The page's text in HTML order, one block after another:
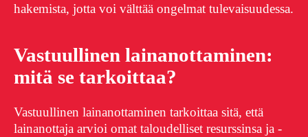
hakemista, jotta voi välttää ongelmat tulevaisuudessa.
Vastuullinen lainanottaminen:
mitä se tarkoittaa?
Vastuullinen lainanottaminen tarkoittaa sitä, että
lainanottaja arvioi omat taloudelliset resurssinsa ja -